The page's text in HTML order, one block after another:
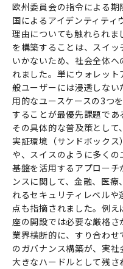
欧州委員会の指令による
国によるアイデンティテ
理由についても触れられ
を構築することは、スイ
いかないため、社会全体
れました。単にウォレッ
般ユーザーには浸透しな
用的なユースケースの3つ
することが最優先課題であ
その具体的な普及策とし
実証環境（サンドボック
や、スイスのように多く
基盤を活用するアプロー
ンスに関して、金融、医
れるセキュリティレベル
点も指摘されました。例
座の開設では必要な厳格
業界横断的に、すり合わ
のガバナンス構築が、実
大きなハードルとして残さ